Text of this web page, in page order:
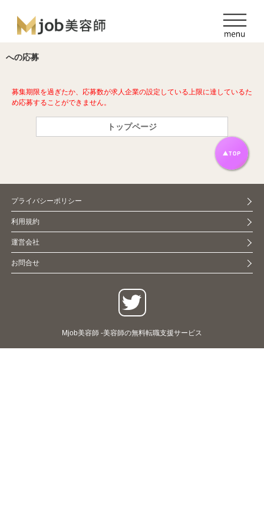
への応募
募集期限を過ぎたか、応募数が求人企業の設定している上限に達しているた
め応募することができません。
トップページ
プライバシーポリシー
利用規約
運営会社
お問合せ
Mjob美容師 -美容師の無料転職支援サービス